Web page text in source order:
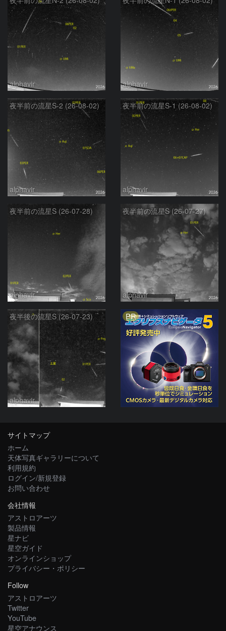
alphavir alphavir
夜半前の流星S-2 (26-08-02)
alphavir
夜半前の流星S-1 (26-08-02)
alphavir
夜半前の流星S (26-07-28)
alphavir
夜半前の流星S (26-07-27)
alphavir
夜半後の流星S (26-07-23)
alphavir
PR
サイトマップ
ホーム
天体写真ギャラリーについて
利用規約
ログイン/新規登録
お問い合わせ
会社情報
アストロアーツ
製品情報
星ナビ
星空ガイド
オンラインショップ
プライバシー・ポリシー
Follow
アストロアーツ
Twitter
YouTube
星空アナウンス